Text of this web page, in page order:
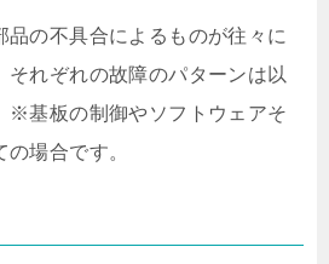
品の不具合によるものが往々に
それぞれの故障のパターンは以
※基板の制御やソフトウェアそ
場合です。